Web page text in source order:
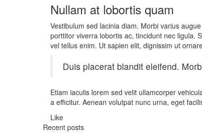
Nullam at lobortis quam
Vestibulum sed lacinia diam. Morbi varius
porttitor viverra lobortis ac, tincidunt nec ligula.
vel tellus enim. Ut sapien elit, dignissim ut
Duis placerat blandit eleifend.
Etiam iaculis lorem sed velit ullamcorper
a efficitur. Aenean volutpat nunc urna, eget
Like
Recent posts